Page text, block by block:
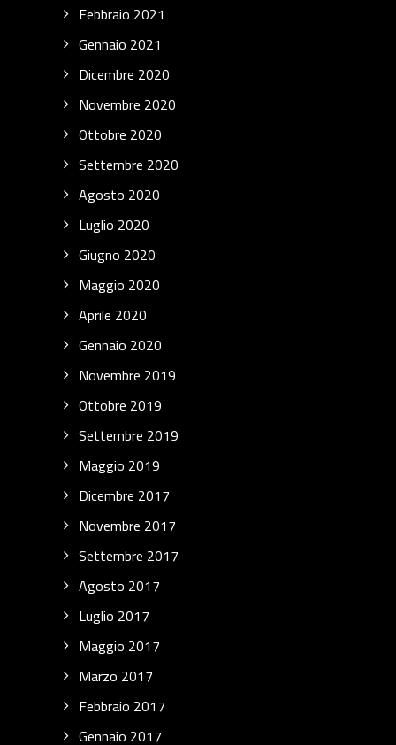
Febbraio 2021
Gennaio 2021
Dicembre 2020
Novembre 2020
Ottobre 2020
Settembre 2020
Agosto 2020
Luglio 2020
Giugno 2020
Maggio 2020
Aprile 2020
Gennaio 2020
Novembre 2019
Ottobre 2019
Settembre 2019
Maggio 2019
Dicembre 2017
Novembre 2017
Settembre 2017
Agosto 2017
Luglio 2017
Maggio 2017
Marzo 2017
Febbraio 2017
Gennaio 2017